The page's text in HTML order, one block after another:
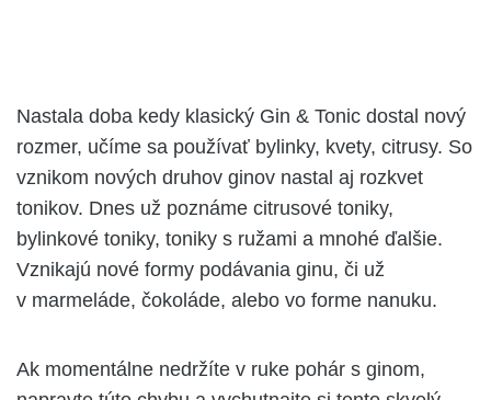
Nastala doba kedy klasický Gin & Tonic dostal nový
rozmer, učíme sa používať bylinky, kvety, citrusy. So
vznikom nových druhov ginov nastal aj rozkvet
tonikov. Dnes už poznáme citrusové toniky,
bylinkové toniky, toniky s ružami a mnohé ďalšie.
Vznikajú nové formy podávania ginu, či už
v marmeláde, čokoláde, alebo vo forme nanuku.
Ak momentálne nedržíte v ruke pohár s ginom,